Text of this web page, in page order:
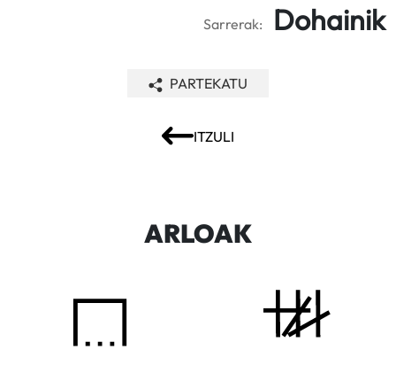
Sarrerak: Dohainik
ITZULI
PARTEKATU
ARLOAK